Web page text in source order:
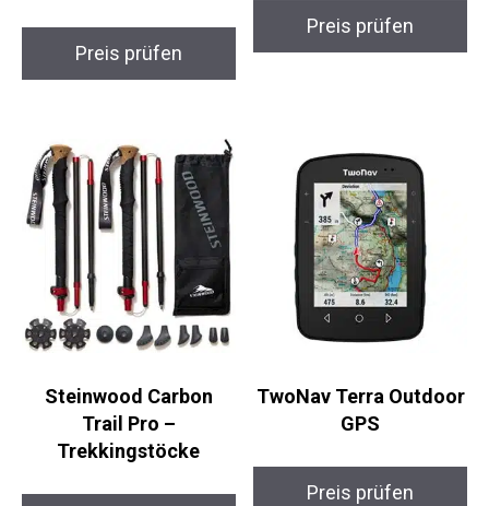
Preis prüfen
Preis prüfen
Steinwood Carbon
Trail Pro –
Trekkingstöcke
TwoNav Terra Outdoor
GPS
Preis prüfen